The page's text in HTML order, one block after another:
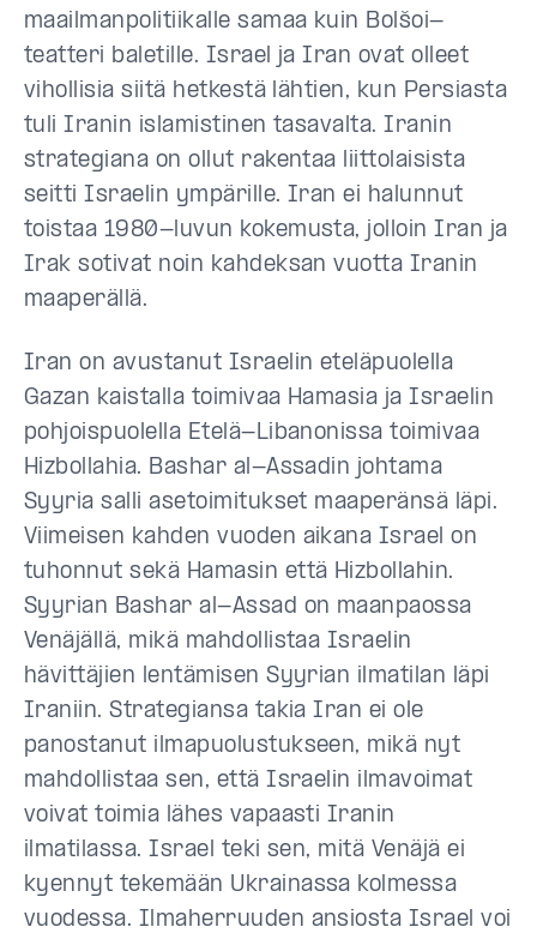
maailmanpolitiikalle samaa kuin Bolšoi-
teatteri baletille. Israel ja Iran ovat olleet
vihollisia siitä hetkestä lähtien, kun Persiasta
tuli Iranin islamistinen tasavalta. Iranin
strategiana on ollut rakentaa liittolaisista
seitti Israelin ympärille. Iran ei halunnut
toistaa 1980-luvun kokemusta, jolloin Iran ja
Irak sotivat noin kahdeksan vuotta Iranin
maaperällä.
Iran on avustanut Israelin eteläpuolella
Gazan kaistalla toimivaa Hamasia ja Israelin
pohjoispuolella Etelä-Libanonissa toimivaa
Hizbollahia. Bashar al-Assadin johtama
Syyria salli asetoimitukset maaperänsä läpi.
Viimeisen kahden vuoden aikana Israel on
tuhonnut sekä Hamasin että Hizbollahin.
Syyrian Bashar al-Assad on maanpaossa
Venäjällä, mikä mahdollistaa Israelin
hävittäjien lentämisen Syyrian ilmatilan läpi
Iraniin. Strategiansa takia Iran ei ole
panostanut ilmapuolustukseen, mikä nyt
mahdollistaa sen, että Israelin ilmavoimat
voivat toimia lähes vapaasti Iranin
ilmatilassa. Israel teki sen, mitä Venäjä ei
kyennyt tekemään Ukrainassa kolmessa
vuodessa. Ilmaherruuden ansiosta Israel voi